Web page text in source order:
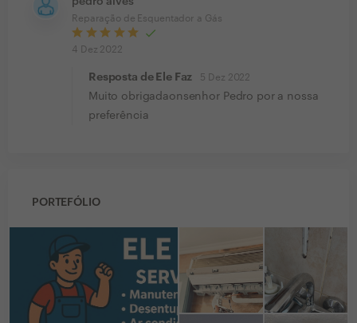
Reparação de Esquentador a Gás
4 Dez 2022
Resposta de Ele Faz 5 Dez 2022
Muito obrigadaonsenhor Pedro por a nossa
preferência
PORTEFÓLIO